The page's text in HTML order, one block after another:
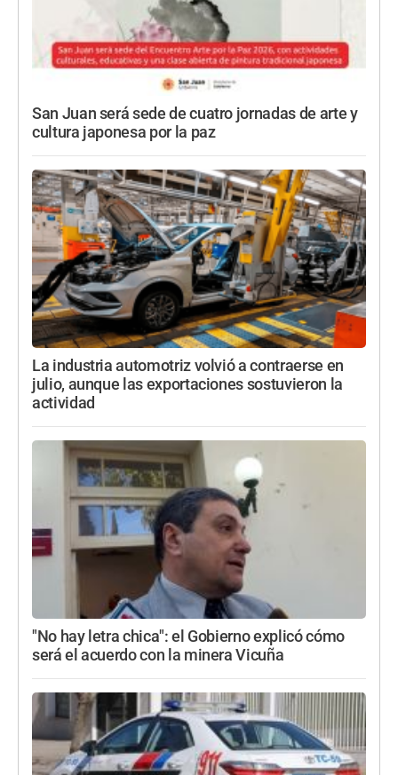
San Juan será sede de cuatro jornadas de arte y
cultura japonesa por la paz
La industria automotriz volvió a contraerse en
julio, aunque las exportaciones sostuvieron la
actividad
"No hay letra chica": el Gobierno explicó cómo
será el acuerdo con la minera Vicuña